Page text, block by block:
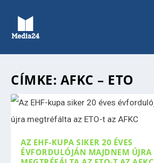
CÍMKE: AFKC – ETO
AZ EHF-KUPA SIKER 20 ÉVES
ÉVFORDULÓJÁN MAJDNEM ÚJRA